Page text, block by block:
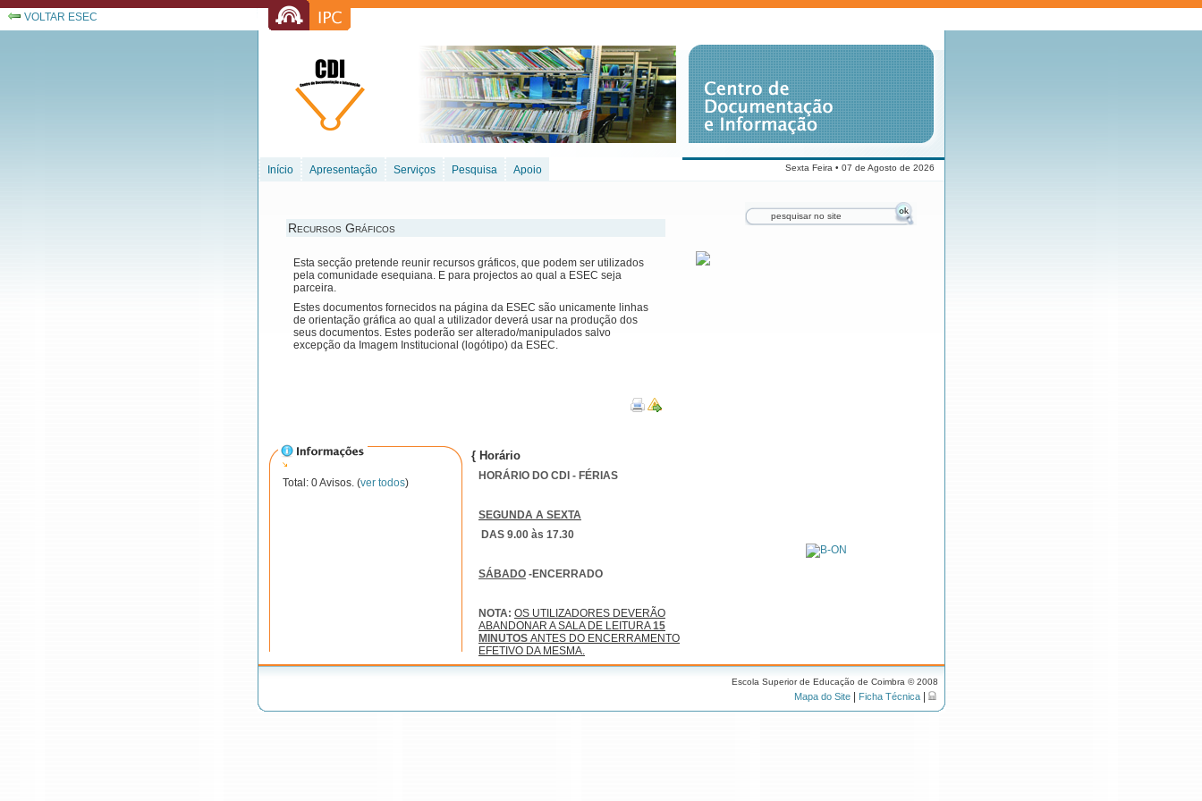
VOLTAR ESEC
Início Apresentação Serviços Pesquisa Apoio Sexta Feira • 07 de Agosto de 2026
Recursos Gráficos
Esta secção pretende reunir recursos gráficos, que podem ser utilizados
pela comunidade esequiana. E para projectos ao qual a ESEC seja
parceira.
Estes documentos fornecidos na página da ESEC são unicamente linhas
de orientação gráfica ao qual a utilizador deverá usar na produção dos
seus documentos. Estes poderão ser alterado/manipulados salvo
excepção da Imagem Institucional (logótipo) da ESEC.
Total: 0 Avisos. (ver todos)
{ Horário
HORÁRIO DO CDI - FÉRIAS
SEGUNDA A SEXTA
DAS 9.00 às 17.30
SÁBADO -ENCERRADO
NOTA: OS UTILIZADORES DEVERÃO
ABANDONAR A SALA DE LEITURA15
MINUTOS ANTES DO ENCERRAMENTO
EFETIVO DA MESMA.
Escola Superior de Educação de Coimbra © 2008
Mapa do Site Ficha Técnica